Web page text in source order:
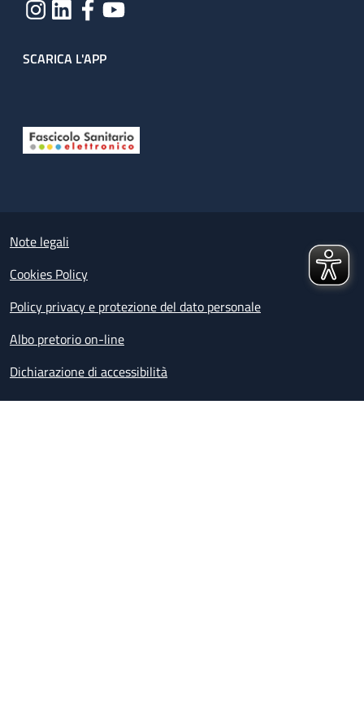
SCARICA L'APP
Small prints
Note legali
Cookies Policy
Policy privacy e protezione del dato personale
Albo pretorio on-line
Dichiarazione di accessibilità